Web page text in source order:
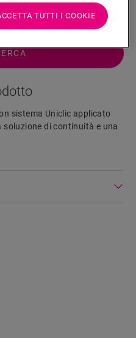
sistema Uniclic applicato
di continuità e una
TUTTI I COOKIE